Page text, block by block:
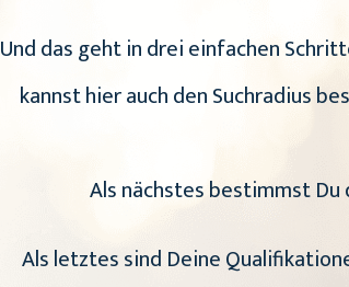
Und das geht in drei einfachen
kannst hier auch den Suchradius
Als nächstes bestimmst
Als letztes sind Deine